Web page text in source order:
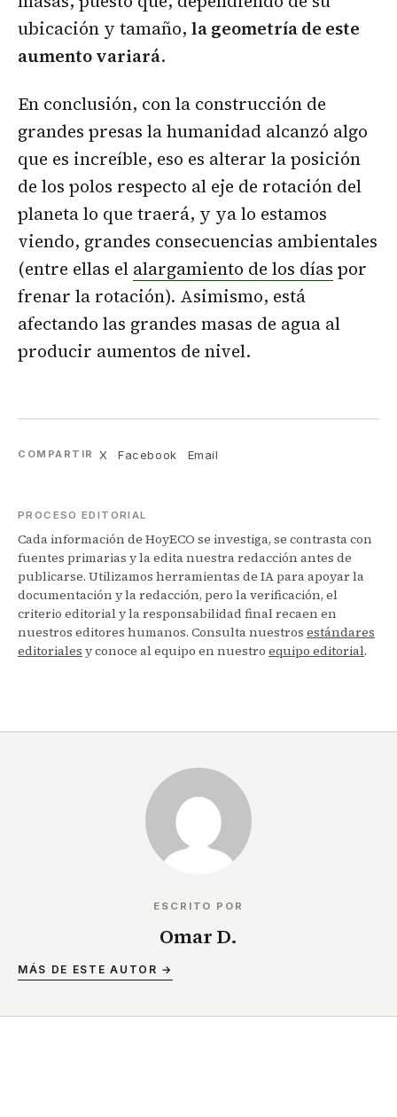
ubicación y tamaño, la geometría de este
aumento variará.
En conclusión, con la construcción de
grandes presas la humanidad alcanzó algo
que es increíble, eso es alterar la posición
de los polos respecto al eje de rotación del
planeta lo que traerá, y ya lo estamos
viendo, grandes consecuencias ambientales
(entre ellas el alargamiento de los días por
frenar la rotación). Asimismo, está
afectando las grandes masas de agua al
producir aumentos de nivel.
COMPARTIR X Facebook Email
PROCESO EDITORIAL
Cada información de HoyECO se investiga, se contrasta con
fuentes primarias y la edita nuestra redacción antes de
publicarse. Utilizamos herramientas de IA para apoyar la
documentación y la redacción, pero la verificación, el
criterio editorial y la responsabilidad final recaen en
nuestros editores humanos. Consulta nuestros estándares
editoriales y conoce al equipo en nuestro equipo editorial.
ESCRITO POR
Omar D.
MÁS DE ESTE AUTOR →